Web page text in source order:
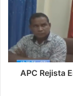
APC Rejista